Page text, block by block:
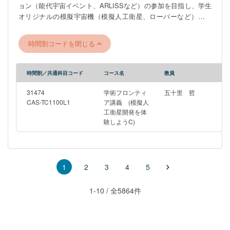
ョン（能代宇宙イベント、ARLISSなど）の参加を目指し、学生
オリジナルの模擬宇宙機（模擬人工衛星、ローバーなど）を開
ミッションを行う模擬宇宙機を開発するかというアイデア出し
から、実際の設計・製造、試験、コンペティションの参加まで
れを体験する。 本講義は1年SセメスターのAから2年Aセメスタ
ーのDまでで構成される。Aから継続的に参加することで、より
効果的に知識・経験を得ることができるが、途中からの参加や
途中までの参加も可能である。
―――――――――――――――――――――――――――――
※このゼミは4月6日（月）6限（18：45～）Zoomで行われる工学
部合同説明会への参加を予定しています。 ZoomのURLは後日
時間割コードを閉じる
時間割／共通科目コード コース名 教員
31474
CAS-TC1100L1
学術フロンティ
ア講義 (模擬人
工衛星開発を体
験しようC)
五十里 哲
1 2 3 4 5
1-10 / 全5864件